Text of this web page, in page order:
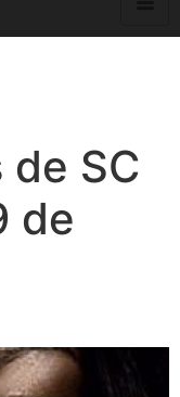
SC
de